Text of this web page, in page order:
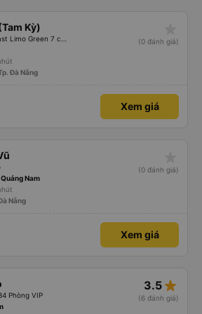
Kỳ)
(0 đánh giá)
Đà Nẵng
Xem giá
(0 đánh giá)
Nam
Nẵng
Xem giá
Phòng VIP
3.5 star_rate
(6 đánh giá)